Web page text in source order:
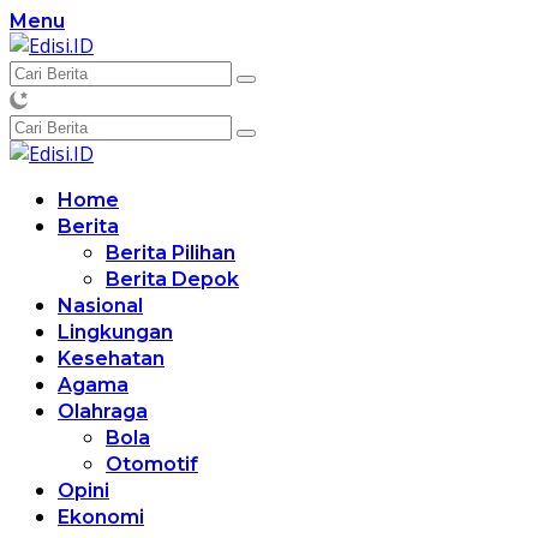
Langsung
ke
konten
Menu
Home
Berita
Berita Pilihan
Berita Depok
Nasional
Lingkungan
Kesehatan
Agama
Olahraga
Bola
Otomotif
Opini
Ekonomi